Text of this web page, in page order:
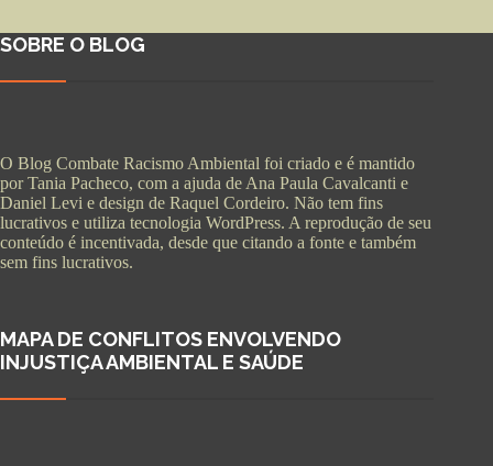
SOBRE O BLOG
O Blog Combate Racismo Ambiental foi criado e é mantido
por Tania Pacheco, com a ajuda de Ana Paula Cavalcanti e
Daniel Levi e design de Raquel Cordeiro. Não tem fins
lucrativos e utiliza tecnologia WordPress. A reprodução de seu
conteúdo é incentivada, desde que citando a fonte e também
sem fins lucrativos.
MAPA DE CONFLITOS ENVOLVENDO
INJUSTIÇA AMBIENTAL E SAÚDE